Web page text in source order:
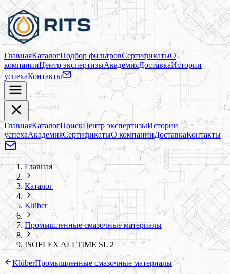
ГлавнаяКаталогПодбор фильтровСертификатыО
компанииЦентр экспертизыАкадемияДоставкаИстории
успехаКонтакты
ГлавнаяКаталогПоискЦентр экспертизыИстории
успехаАкадемияСертификатыО компанииДоставкаКонтакты
Главная
Каталог
Klüber
Промышленные смазочные материалы
ISOFLEX ALLTIME SL 2
KlüberПромышленные смазочные материалы